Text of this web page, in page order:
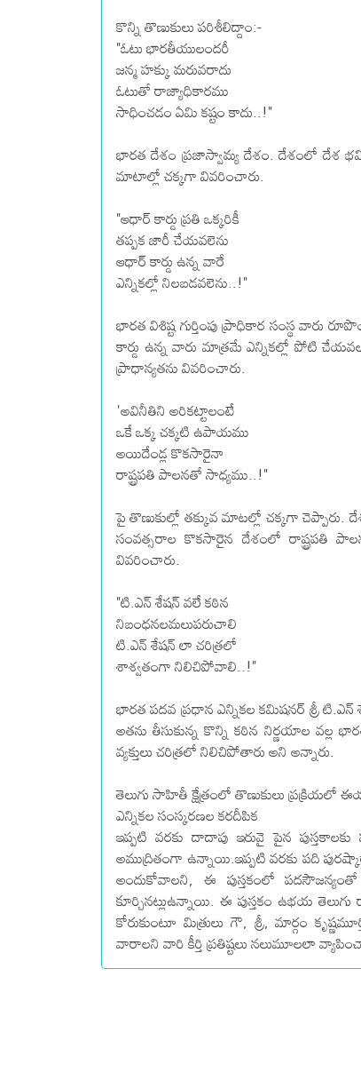
కొన్ని తొణుకులు పరిశీలిద్దాం:-
"ఓటు భారతీయులందరీ
జన్మ హక్కు మరువరాదు
ఓటుతో రాజ్యాధికారము
సాధించడం ఏమి కష్టం కాదు..!"
భారత దేశం ప్రజాస్వామ్య దేశం. దేశంలో దేశ
మాటాల్లో చక్కగా వివరించారు.
"ఆధార్ కార్డు ప్రతి ఒక్కరికీ
తప్పక జారీ చేయవలెను
ఆధార్ కార్డు ఉన్న వారే
ఎన్నికల్లో నిలబడవలెను..!"
భారత విశిష్ట గుర్తింపు ప్రాధికార సంస్థ వారు
కార్డు ఉన్న వారు మాత్రమే ఎన్నికల్లో పోటి
‌ప్రాధాన్యతను వివరించారు.
'అవినీతిని అరికట్టాలంటే
ఒకే ఒక్క చక్కటి ఉపాయము
అయిదేండ్ల కొకసారైనా
రాష్ట్రపతి పాలనతో సాధ్యము..!"
పై తొణుకుల్లో తక్కువ మాటల్లో చక్కగా
సంవత్సరాల కొక‌సారైన దేశంలో రాష్ట్రపతి
వివరించారు.
"టి.ఎన్ శేషన్ వలే కఠిన
నిబంధనలమలుపరుచాలి
టి.ఎన్ శేషన్ లా చరిత్రలో
శాశ్వతంగా నిలిచిపోవాలి..!"
భారత పదవ ప్రధాన ఎన్నికల కమిషనర్ శ్రీ టి.ఎన్
అతను తీసుకున్న కొన్ని కఠిన నిర్ణయాల వల్ల
వ్యక్తులు చరిత్రలో నిలిచిపోతారు అని అన్నారు.
తెలుగు సాహితీ క్షేత్రంలో తొణుకులు ప్రక్రియలో
ఎన్నికల సంస్కరణల కరదీపిక
ఇప్పటి వరకు దాదాపు ఇరువై పైన
అముద్రితంగా ఉన్నాయి.ఇప్పటి వరకు పది
అందుకోవాలని, ఈ పుస్తకంలో
కూర్చినట్లుఉన్నాయి. ఈ పుస్తకం ఉభయ
కోరుకుంటూ మిత్రులు గౌ, శ్రీ, మార్గం
వారాలని వారి కీర్తి ప్రతిష్టలు నలుమూలలా